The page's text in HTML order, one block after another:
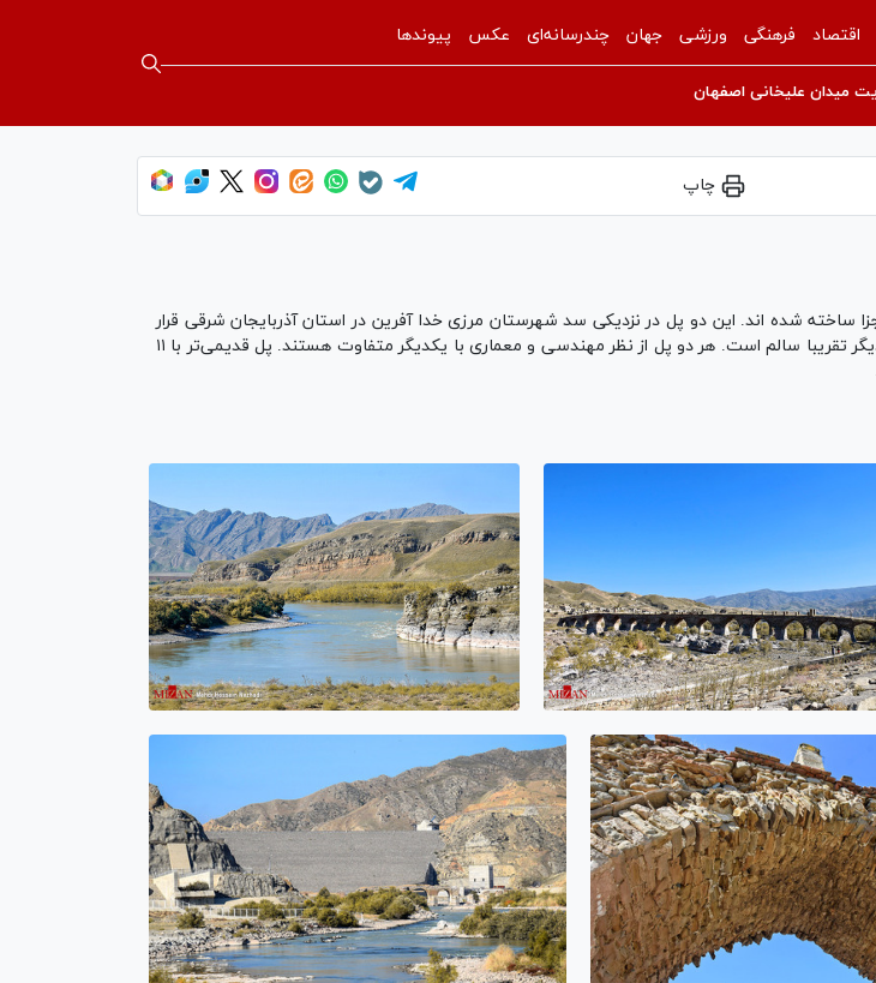
اقتصاد فرهنگی ورزشی جهان چندرسانه‌ای عکس پیوندها
میدان علیخانی اصفهان
چاپ
ساخته شده اند. این دو پل در نزدیکی سد شهرستان مرزی خدا آفرین در استان آذربایجان شرقی قرار
دارند. در طول زمان یکی از پل‌ها شکسته شده و تنها نیمی از آن باقی‌مانده، اما پل دیگر تقریبا سالم است. هر دو پل از نظر مهندسی و معماری با یکدیگر متفاوت هستند. پل قدیمی‌تر با ۱۱